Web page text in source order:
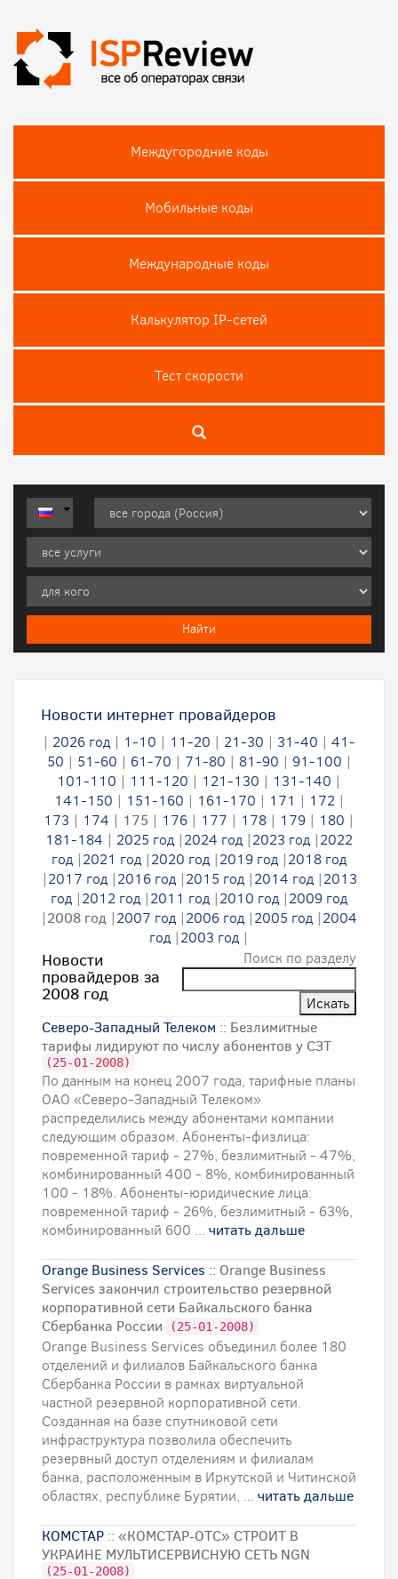
Междугородние коды
Мобильные коды
Международные коды
Калькулятор IP-сетей
Тест скороcти
Новости интернет провайдеров
| 2026 год | 1-10 | 11-20 | 21-30 | 31-40 | 41-
50 | 51-60 | 61-70 | 71-80 | 81-90 | 91-100 |
101-110 | 111-120 | 121-130 | 131-140 |
141-150 | 151-160 | 161-170 | 171 | 172|
173 | 174 | 175 | 176 | 177 | 178 | 179 | 180 |
181-184 | 2025 год |2024 год |2023 год |2022
год |2021 год |2020 год |2019 год |2018 год
|2017 год|2016 год|2015 год|2014 год|2013
год |2012 год |2011 год |2010 год |2009 год
|2008 год |2007 год |2006 год |2005 год |2004
год |2003 год |
Новости
провайдеров за
2008 год
Поиск по разделу
Северо-Западный Телеком :: Безлимитные
тарифы лидируют по числу абонентов у СЗТ
(25-01-2008)
По данным на конец 2007 года, тарифные планы
ОАО «Северо-Западный Телеком»
распределились между абонентами компании
следующим образом. Абоненты-физлица:
повременной тариф - 27%, безлимитный - 47%,
комбинированный 400 - 8%, комбинированный
100 - 18%. Абоненты-юридические лица:
повременной тариф - 26%, безлимитный - 63%,
комбинированный 600 ... читать дальше
Orange Business Services :: Orange Business
Services закончил строительство резервной
корпоративной сети Байкальского банка
Сбербанка России
(25-01-2008)
Orange Business Services объединил более 180
отделений и филиалов Байкальского банка
Сбербанка России в рамках виртуальной
частной резервной корпоративной сети.
Созданная на базе спутниковой сети
инфраструктура позволила обеспечить
резервный доступ отделениям и филиалам
банка, расположенным в Иркутской и Читинской
областях, республике Бурятии, ... читать дальше
КОМСТАР :: «КОМСТАР-ОТС» СТРОИТ В
УКРАИНЕ МУЛЬТИСЕРВИСНУЮ СЕТЬ NGN
(25-01-2008)